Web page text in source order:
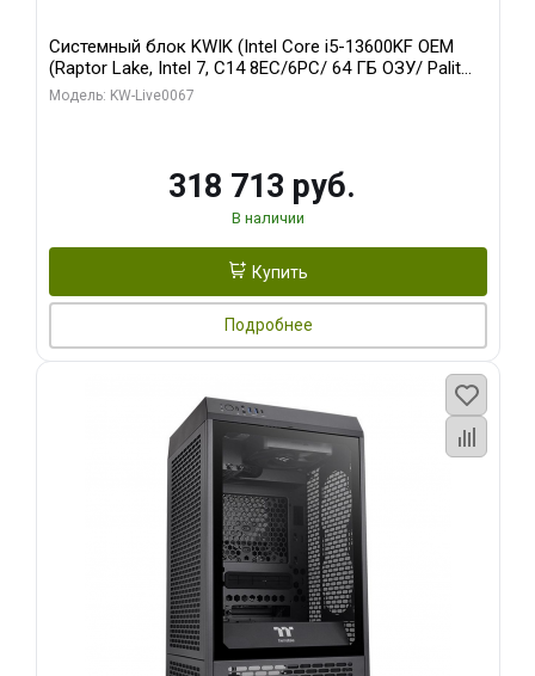
Системный блок KWIK (Intel Core i5-13600KF OEM
(Raptor Lake, Intel 7, C14 8EC/6PC/ 64 ГБ ОЗУ/ Palit
RTX5080 GAMINGPRO OC 16GB GDDR7 256bit 3xDP
Модель: KW-Live0067
318 713 руб.
В наличии
Купить
Подробнее